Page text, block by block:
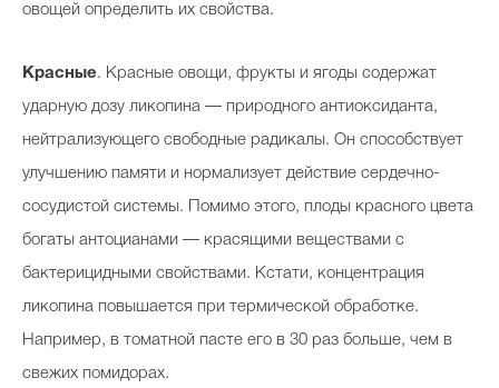
овощей определить их свойства.
Красные. Красные овощи, фрукты и ягоды содержат
ударную дозу ликопина — природного антиоксиданта,
нейтрализующего свободные радикалы. Он способствует
улучшению памяти и нормализует действие сердечно-
сосудистой системы. Помимо этого, плоды красного цвета
богаты антоцианами — красящими веществами с
бактерицидными свойствами. Кстати, концентрация
ликопина повышается при термической обработке.
Например, в томатной пасте его в 30 раз больше, чем в
свежих помидорах.